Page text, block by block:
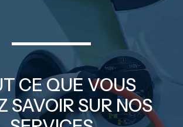
CE QUE VOUS
SAVOIR SUR NOS